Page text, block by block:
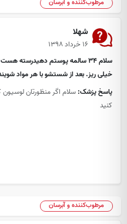
مرطوب‌کننده و آبرسان
شهلا
۱۶ خرداد ۱۳۹۸
سلام 34 سالمه پوستم دهیدرسته
خیلی ریز. بعد از شستشو با هر مواد
پاسخ پزشک: سلام اگر منظورتان لوسیون
کنید
مرطوب‌کننده و آبرسان